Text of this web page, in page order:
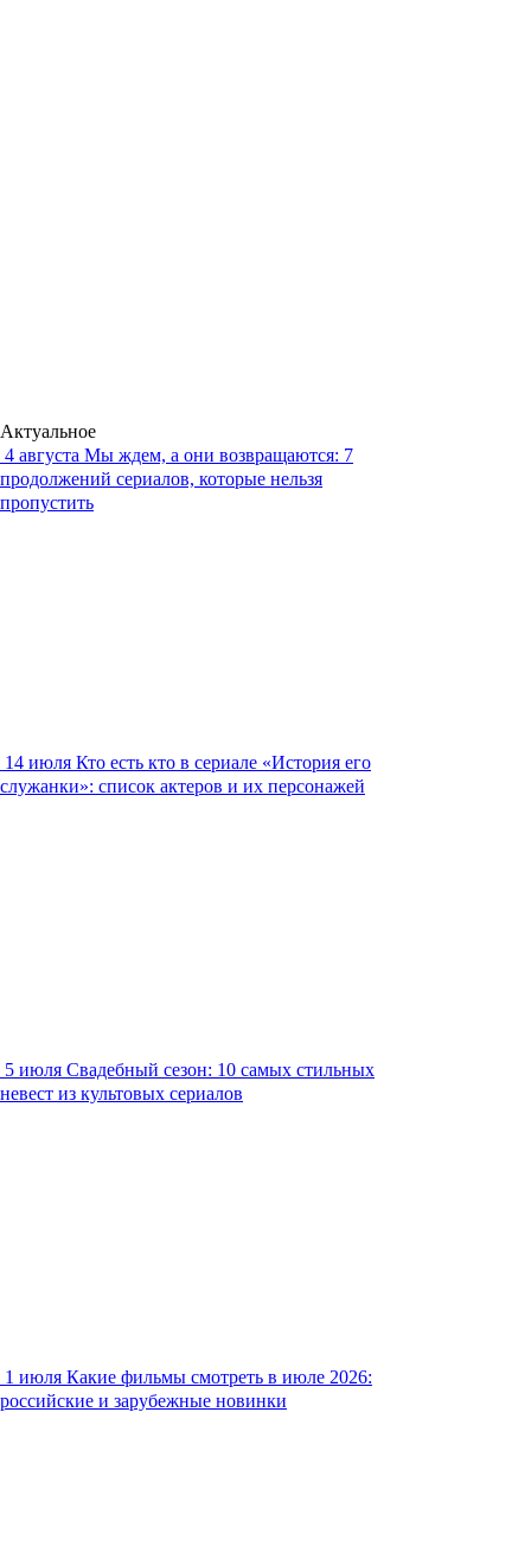
Актуальное
4 августа Мы ждем, а они возвращаются: 7
продолжений сериалов, которые нельзя
пропустить
14 июля Кто есть кто в сериале «История его
служанки»: список актеров и их персонажей
5 июля Свадебный сезон: 10 самых стильных
невест из культовых сериалов
1 июля Какие фильмы смотреть в июле 2026:
российские и зарубежные новинки